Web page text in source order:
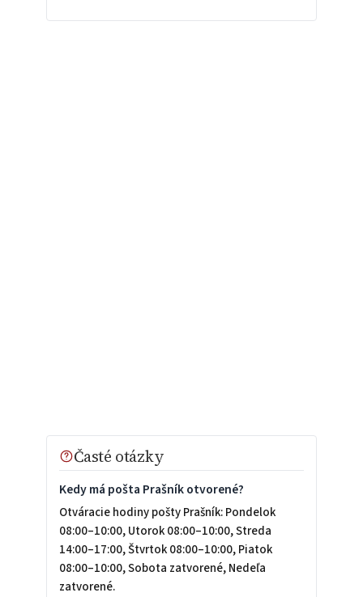
Časté otázky
Kedy má pošta Prašník otvorené?
Otváracie hodiny pošty Prašník: Pondelok
08:00–10:00, Utorok 08:00–10:00, Streda
14:00–17:00, Štvrtok 08:00–10:00, Piatok
08:00–10:00, Sobota zatvorené, Nedeľa
zatvorené.